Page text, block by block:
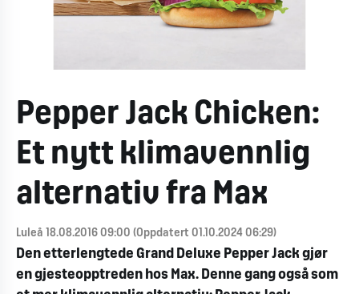
Pepper Jack Chicken:
Et nytt klimavennlig
alternativ fra Max
Luleå 18.08.2016 09:00 (Oppdatert 01.10.2024 06:29)
Den etterlengtede Grand Deluxe Pepper Jack gjør
en gjesteopptreden hos Max. Denne gang også som